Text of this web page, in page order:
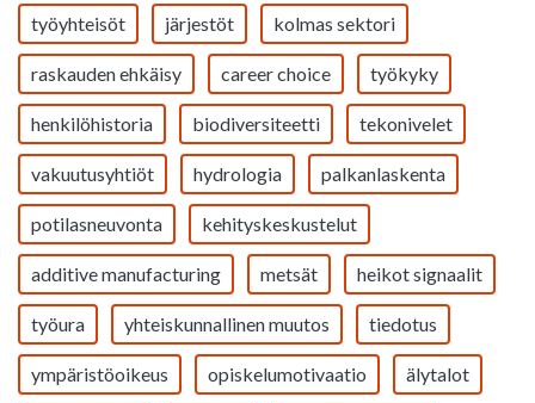
työyhteisöt järjestöt kolmas sektori
raskauden ehkäisy career choice työkyky
henkilöhistoria biodiversiteetti tekonivelet
vakuutusyhtiöt hydrologia palkanlaskenta
potilasneuvonta kehityskeskustelut
additive manufacturing metsät heikot signaalit
työura yhteiskunnallinen muutos tiedotus
ympäristöoikeus opiskelumotivaatio älytalot